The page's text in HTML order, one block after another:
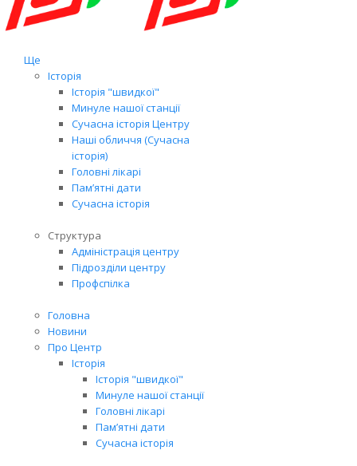
Ще
Історія
Історія "швидкої"
Минуле нашої станції
Сучасна історія Центру
Наші обличчя (Сучасна
історія)
Головні лікарі
Пам’ятні дати
Сучасна історія
Структура
Адміністрація центру
Підрозділи центру
Профспілка
Головна
Новини
Про Центр
Історія
Історія "швидкої"
Минуле нашої станції
Головні лікарі
Пам’ятні дати
Сучасна історія